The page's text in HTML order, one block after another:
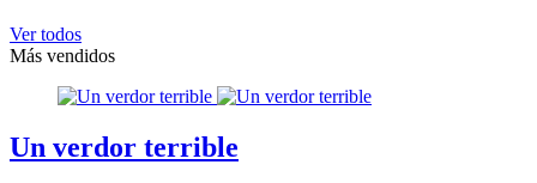
Ver todos
Más vendidos
Un verdor terrible